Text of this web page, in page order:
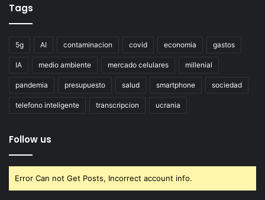
Tags
5g AI contaminacion covid economia gastos
IA medio ambiente mercado celulares millenial
pandemia presupuesto salud smartphone sociedad
telefono inteligente transcripcion ucrania
Follow us
Error Can not Get Posts, Incorrect account info.